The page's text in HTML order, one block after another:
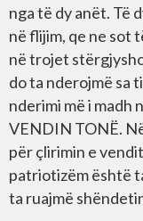
nga të dy anët. Të
në flijim, qe ne sot
në trojet
do ta nderojmë sa
nderimi më i madh
VENDIN TONË.
për çlirimin e
patriotizëm është
ta ruajmë